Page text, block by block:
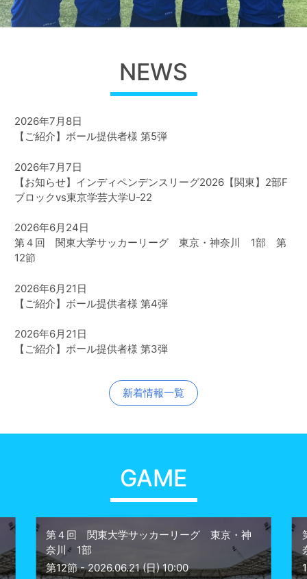
NEWS
2026年7月8日
【ご紹介】ボール提供者様 第5弾
2026年7月7日
【お知らせ】インディペンデンスリーグ2026【関東】2部F
ブロックvs東京学芸大学U-22
2026年6月24日
第４回 関東大学サッカーリーグ 東京・神奈川 1部 第
12節
2026年6月21日
【ご紹介】ボール提供者様 第4弾
2026年6月21日
【ご紹介】ボール提供者様 第3弾
新着情報一覧
GAME
京・神
第４回 関東大学サッカーリーグ 東京・神
奈川 1部
11節 - 2026.06.14 (日) 10:00